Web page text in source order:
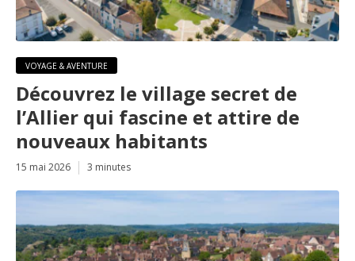
VOYAGE & AVENTURE
Découvrez le village secret de
l’Allier qui fascine et attire de
nouveaux habitants
15 mai 2026 3 minutes